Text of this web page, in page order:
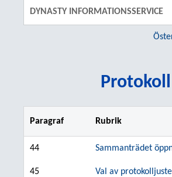
DYNASTY INFORMATIONSSERVICE
Paragraf Rubrik
44 Sammanträdet
45 Val av